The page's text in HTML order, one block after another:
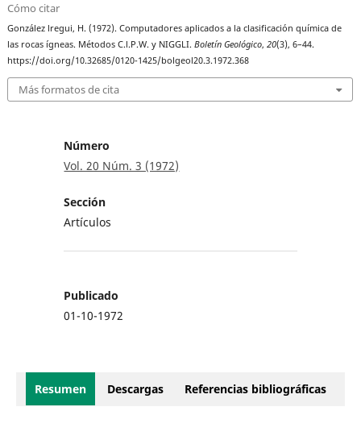
Cómo citar
González lregui, H. (1972). Computadores aplicados a la clasificación química de
las rocas ígneas. Métodos C.l.P.W. y NIGGLI.Boletín Geológico,20(3), 6–44.
https://doi.org/10.32685/0120-1425/bolgeol20.3.1972.368
Más formatos de cita
Número
Vol. 20 Núm. 3 (1972)
Sección
Artículos
Publicado
01-10-1972
Resumen Descargas Referencias bibliográficas